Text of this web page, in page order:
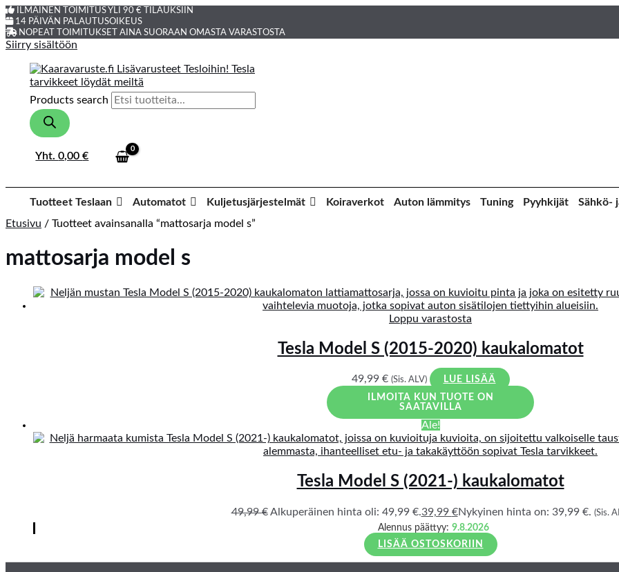
ILMAINEN TOIMITUS YLI 90 € TILAUKSIIN
14 PÄIVÄN PALAUTUSOIKEUS
NOPEAT TOIMITUKSET AINA SUORAAN OMASTA VARASTOSTA
Siirry sisältöön
Products search
Yht.0,00€
Tuotteet Teslaan Automatot Kuljetusjärjestelmät Koiraverkot Auton lämmitys Tuning Pyyhkijät
Sähkö-
Etusivu / Tuotteet avainsanalla “mattosarja model s”
mattosarja model s
Loppu varastosta
Tesla Model S (2015-2020) kaukalomatot
49,99 € (Sis. ALV)
LUE LISÄÄ
ILMOITA KUN TUOTE ON
SAATAVILLA
Ale!
Tesla Model S (2021-) kaukalomatot
49,99€ Alkuperäinen hinta oli: 49,99 €.39,99 €Nykyinen hinta on: 39,99 €. (Sis.
Alennus päättyy: 9.8.2026
LISÄÄ OSTOSKORIIN